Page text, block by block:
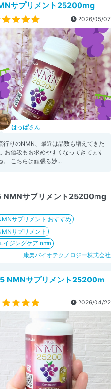
サプリメント25200mg
2026/05/07
はっぱさん
行りのNMN、最近は品数も増えてきた
お値段もお求めやすくなってきてます
。 こちらは頑張る妙...
NMNサプリメント25200mg
サプリメント おすすめ
サプリメント
イジングケア nmn
康楽バイオテクノロジー株式会社
NMNサプリメント25200m
2026/04/22